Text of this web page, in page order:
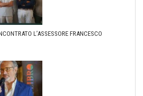
L’ASSESSORE FRANCESCO